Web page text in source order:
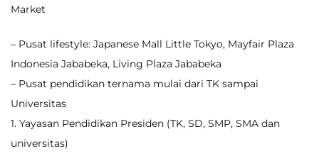
Market
– Pusat lifestyle: Japanese Mall Little Tokyo, Mayfair Plaza
Indonesia Jababeka, Living Plaza Jababeka
– Pusat pendidikan ternama mulai dari TK sampai
Universitas
1. Yayasan Pendidikan Presiden (TK, SD, SMP, SMA dan
universitas)